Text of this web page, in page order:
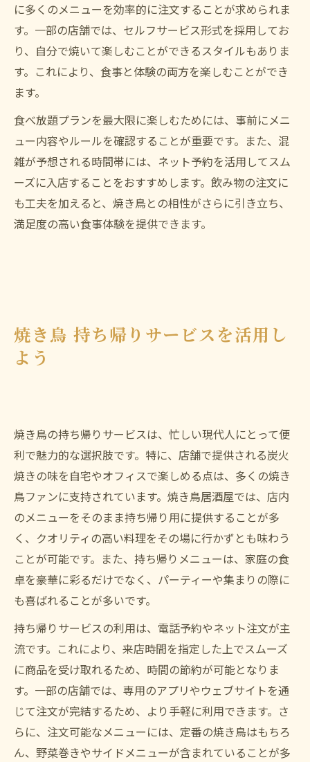
に多くのメニューを効率的に注文することが求められま
す。一部の店舗では、セルフサービス形式を採用してお
り、自分で焼いて楽しむことができるスタイルもありま
す。これにより、食事と体験の両方を楽しむことができ
ます。
食べ放題プランを最大限に楽しむためには、事前にメニ
ュー内容やルールを確認することが重要です。また、混
雑が予想される時間帯には、ネット予約を活用してスム
ーズに入店することをおすすめします。飲み物の注文に
も工夫を加えると、焼き鳥との相性がさらに引き立ち、
満足度の高い食事体験を提供できます。
焼き鳥 持ち帰りサービスを活用し
よう
焼き鳥の持ち帰りサービスは、忙しい現代人にとって便
利で魅力的な選択肢です。特に、店舗で提供される炭火
焼きの味を自宅やオフィスで楽しめる点は、多くの焼き
鳥ファンに支持されています。焼き鳥居酒屋では、店内
のメニューをそのまま持ち帰り用に提供することが多
く、クオリティの高い料理をその場に行かずとも味わう
ことが可能です。また、持ち帰りメニューは、家庭の食
卓を豪華に彩るだけでなく、パーティーや集まりの際に
も喜ばれることが多いです。
持ち帰りサービスの利用は、電話予約やネット注文が主
流です。これにより、来店時間を指定した上でスムーズ
に商品を受け取れるため、時間の節約が可能となりま
す。一部の店舗では、専用のアプリやウェブサイトを通
じて注文が完結するため、より手軽に利用できます。さ
らに、注文可能なメニューには、定番の焼き鳥はもちろ
ん、野菜巻きやサイドメニューが含まれていることが多